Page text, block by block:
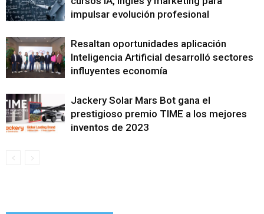
impulsar evolución profesional
Resaltan oportunidades aplicación
Inteligencia Artificial desarrolló sectores
influyentes economía
Jackery Solar Mars Bot gana el
prestigioso premio TIME a los mejores
inventos de 2023